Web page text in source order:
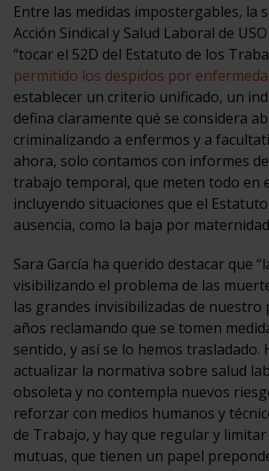
Entre las medidas impostergables, la
Acción Sindical y Salud Laboral de
“tocar el 52D del Estatuto de los
permitido los despidos por
establecer un criterio unificado, un
defina claramente qué se considera
criminalizando a enfermos y a
ahora, solo contamos con informes
trabajo temporal, que meten todo en
incluyendo situaciones que el
ausencia, como la baja por
Sara García ha querido destacar que
visibilizando el problema de las
las grandes invisibilizadas de nuestro
años reclamando que se tomen
sentido, y así se lo hemos trasladado.
actualizar la normativa sobre salud
obsoleta y no contempla nuevos
reforzar con medios humanos y
de Trabajo, y hay que regular y limitar
mutuas, que tienen un papel